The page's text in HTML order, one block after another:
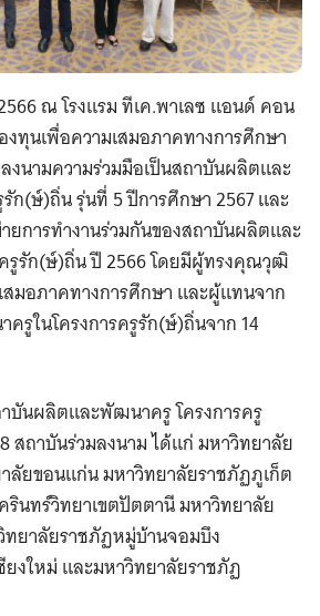
ณ โรงแรม ทีเค.พาเลซ แอนด์ คอน
งทุนเพื่อความเสมอภาคทางการศึกษา
งนามความร่วมมือเป็นสถาบันผลิตและ
ก(ษ์)ถิ่น รุ่นที่ 5 ปีการศึกษา 2567 และ
การทำงานร่วมกันของสถาบันผลิตและ
รูรัก(ษ์)ถิ่น ปี 2566 โดยมีผู้ทรงคุณวุฒิ
มอภาคทางการศึกษา และผู้แทนจาก
รูในโครงการครูรัก(ษ์)ถิ่นจาก 14
บันผลิตและพัฒนาครู โครงการครู
สถาบันร่วมลงนาม ได้แก่ มหาวิทยาลัย
ยขอนแก่น มหาวิทยาลัยราชภัฏภูเก็ต
นทร์วิทยาเขตปัตตานี มหาวิทยาลัย
ยาลัยราชภัฏหมู่บ้านจอมบึง
งใหม่ และมหาวิทยาลัยราชภัฏ